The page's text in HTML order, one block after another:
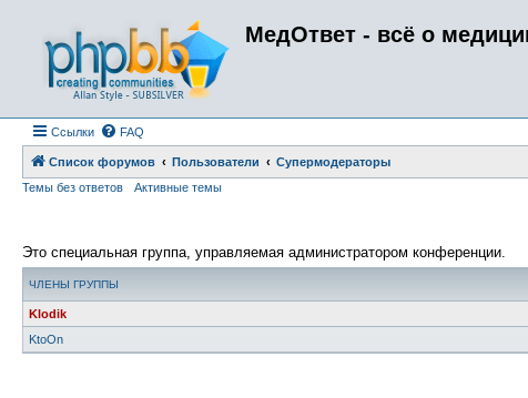
МедОтвет - всё о
Ссылки FAQ
Список форумов Пользователи
Супермодераторы
Темы без ответов
Активные темы
Это специальная группа, управляемая администратором конференции.
ЧЛЕНЫ ГРУППЫ
Klodik
KtoOn